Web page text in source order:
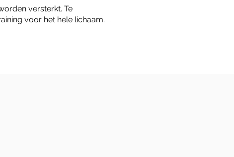
versterkt. Te
voor het hele lichaam.